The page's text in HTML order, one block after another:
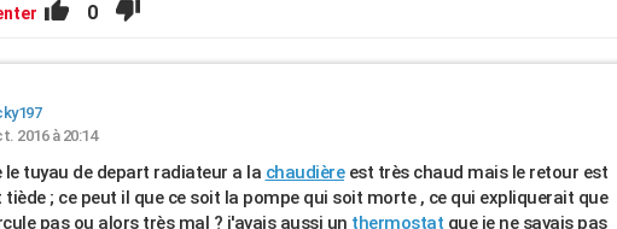
0
2016 à 20:14
le tuyau de depart radiateur a la chaudièreest très chaud mais le retour est
tiède ; ce peut il que ce soit la pompe qui soit morte , ce qui expliquerait que
pas ou alors très mal ? j'avais aussi un thermostat que je ne savais pas